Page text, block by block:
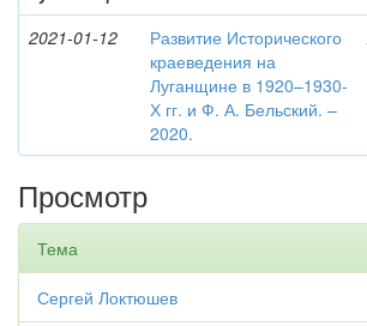
2021-01-12
Развитие Исторического
краеведения на
Луганщине в 1920–1930-
Х гг. и Ф. А. Бельский. –
2020.
Просмотр
Тема
Сергей Локтюшев